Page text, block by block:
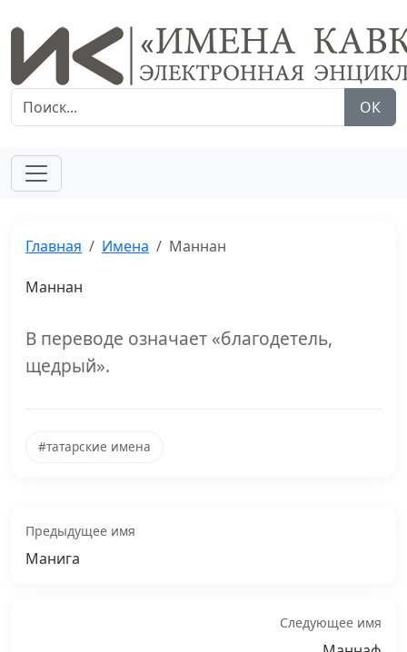
ОК
Главная Имена Маннан
Маннан
В переводе означает «благодетель,
щедрый».
#татарские имена
Предыдущее имя
Манига
Следующее имя